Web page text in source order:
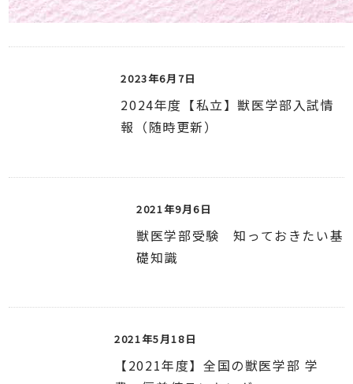
2023年6月7日
2024年度【私立】獣医学部入試情
報（随時更新）
2021年9月6日
獣医学部受験 知っておきたい基
礎知識
2021年5月18日
【2021年度】全国の獣医学部 学